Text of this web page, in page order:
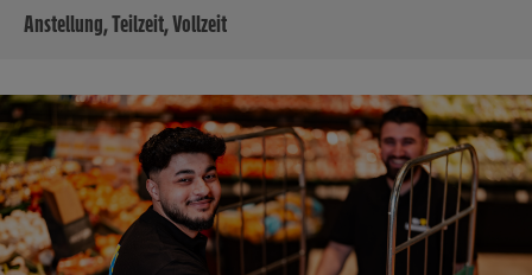
Anstellung, Teilzeit, Vollzeit